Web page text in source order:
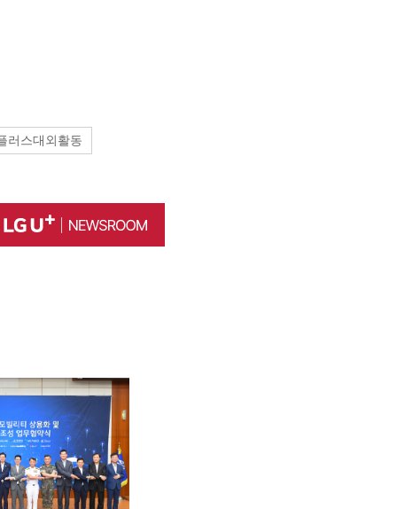
러스대외활동